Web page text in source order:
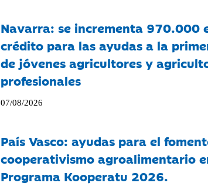
Navarra: se incrementa 970.000
crédito para las ayudas a la
de jóvenes agricultores y
profesionales
07/08/2026
País Vasco: ayudas para el
cooperativismo agroalimentario
Programa Kooperatu 2026.